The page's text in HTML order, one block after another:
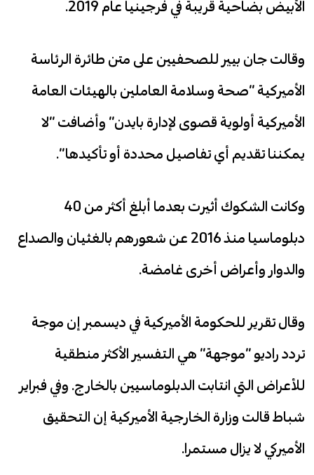
الأبيض بضاحية قريبة في فرجينيا عام 2019.
وقالت جان بيير للصحفيين على متن طائرة الرئاسة
الأميركية “صحة وسلامة العاملين بالهيئات العامة
الأميركية أولوية قصوى لإدارة بايدن” وأضافت “لا
يمكننا تقديم أي تفاصيل محددة أو تأكيدها”.
وكانت الشكوك أثيرت بعدما أبلغ أكثر من 40
دبلوماسيا منذ 2016 عن شعورهم بالغثيان والصداع
والدوار وأعراض أخرى غامضة.
وقال تقرير للحكومة الأميركية في ديسمبر إن موجة
تردد راديو “موجهة” هي التفسير الأكثر منطقية
للأعراض التي انتابت الدبلوماسيين بالخارج. وفي فبراير
شباط قالت وزارة الخارجية الأميركية إن التحقيق
الأميركي لا يزال مستمرا.